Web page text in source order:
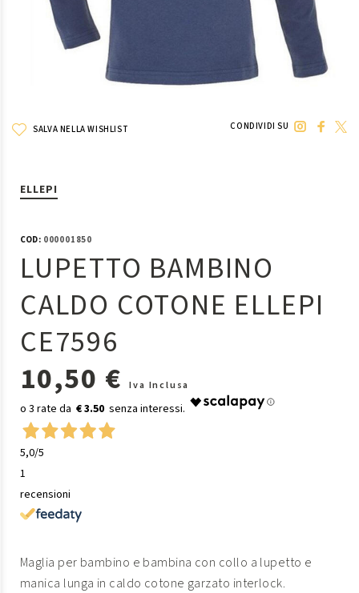
SALVA NELLA WISHLIST CONDIVIDI SU
ELLEPI
COD:000001850
LUPETTO BAMBINO
CALDO COTONE ELLEPI
CE7596
10,50 €
Iva Inclusa
€ 3.50
5,0/5
1
recensioni
Maglia per bambino e bambina con collo a lupetto e
manica lunga in caldo cotone garzato interlock.